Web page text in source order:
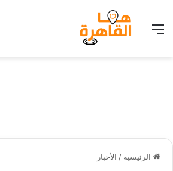
القائمة
الرئيسية / الأخبار